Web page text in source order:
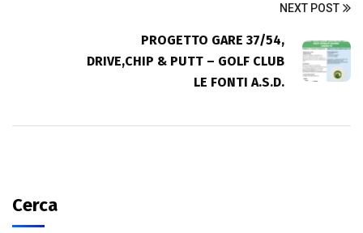
NEXT POST
PROGETTO GARE 37/54,
DRIVE,CHIP & PUTT – GOLF CLUB
LE FONTI A.S.D.
Cerca